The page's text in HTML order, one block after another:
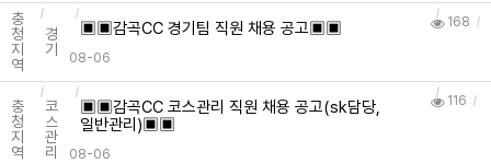
충
청
지
역
경
기
▣▣감곡CC 경기팀 직원 채용 공고▣▣
08-06
168
충
청
지
역
코
스
관
리
▣▣감곡CC 코스관리 직원 채용 공고(sk담당,
일반관리)▣▣
08-06
116